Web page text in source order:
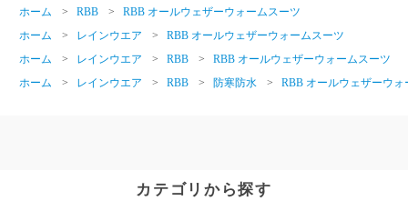
ホーム > RBB >
RBB オールウェザーウォームスーツ
ホーム
> レインウエア >
RBB オールウェザーウォームスーツ
ホーム
> レインウエア > RBB >
RBB オールウェザーウォームスーツ
ホーム
> レインウエア > RBB > 防寒防水 > RBB オールウェザーウォ
カテゴリから探す